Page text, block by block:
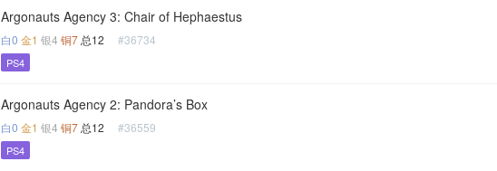
Argonauts Agency 3: Chair of Hephaestus
白0 金1 银4 铜7 总12 #36734
PS4
Argonauts Agency 2: Pandora’s Box
白0 金1 银4 铜7 总12 #36559
PS4